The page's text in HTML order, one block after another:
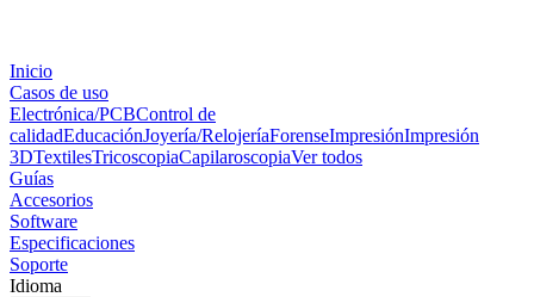
Inicio
Casos de uso
Electrónica/PCBControl de
calidadEducaciónJoyería/RelojeríaForenseImpresiónImpresión
3DTextilesTricoscopiaCapilaroscopiaVer todos
Guías
Accesorios
Software
Especificaciones
Soporte
Idioma